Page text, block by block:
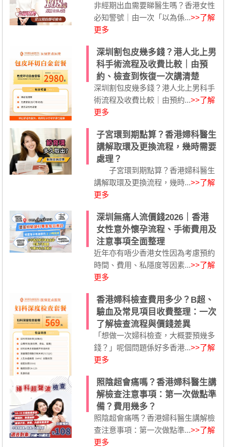
非經期出血需要睇醫生嗎？香港女性
必知警號｜由一次「以為係...>>了解
更多
深圳割包皮幾多錢？港人北上男
科手術流程及收費比較｜由預
約、檢查到恢復一次講清楚
深圳割包皮幾多錢？港人北上男科手
術流程及收費比較｜由預約...>>了解
更多
子宮環到期點算？香港婦科醫生
講解取環及更換流程，幾時需要
處理？
子宮環到期點算？香港婦科醫生
講解取環及更換流程，幾時...>>了解
更多
深圳無痛人流價錢2026｜香港
女性意外懷孕流程、手術費用及
注意事項全面整理
近年亦有唔少香港女性因為考慮預約
時間、費用、私隱度等因素...>>了解
更多
香港婦科檢查費用多少？B超、
驗血及常見項目收費整理：一次
了解檢查流程與價錢差異
「想做一次婦科檢查，大概要預幾多
錢？」呢個問題係好多香港...>>了解
更多
照陰超會痛嗎？香港婦科醫生講
解檢查注意事項：第一次做點準
備？費用幾多？
照陰超會痛嗎？香港婦科醫生講解檢
查注意事項：第一次做點準...>>了解
更多